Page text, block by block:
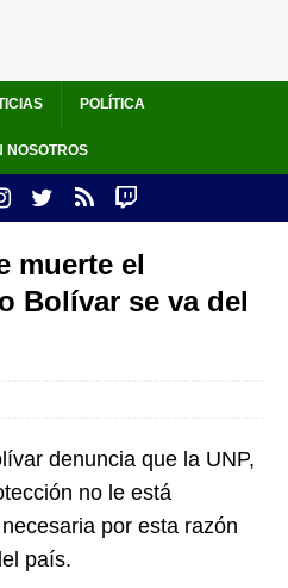
POLÍTICA
NOSOTROS
muerte el
Bolívar se va del
denuncia que la UNP,
no le está
por esta razón
país.